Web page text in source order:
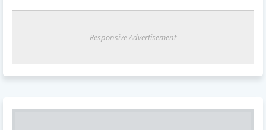
Responsive Advertisement